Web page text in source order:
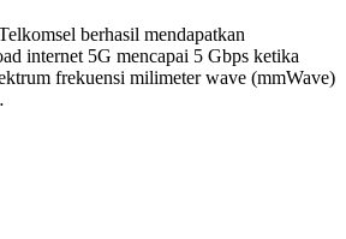
berhasil mendapatkan
internet 5G mencapai 5 Gbps ketika
frekuensi milimeter wave (mmWave)